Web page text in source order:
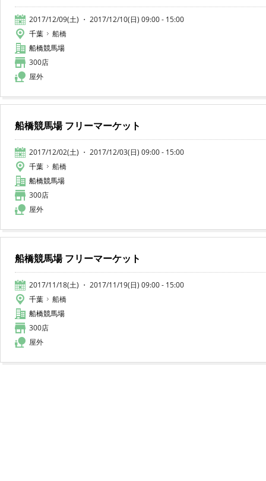
2017/12/09(土) ・ 2017/12/10(日) 09:00 - 15:00
千葉
船橋
船橋競馬場
300店
屋外
船橋競馬場 フリーマーケット
2017/12/02(土) ・ 2017/12/03(日) 09:00 - 15:00
千葉
船橋
船橋競馬場
300店
屋外
船橋競馬場 フリーマーケット
2017/11/18(土) ・ 2017/11/19(日) 09:00 - 15:00
千葉
船橋
船橋競馬場
300店
屋外